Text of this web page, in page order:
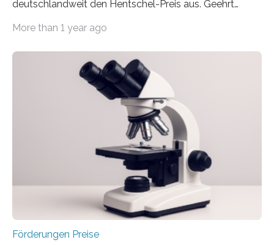
deutschlandweit den Hentschel-Preis aus. Geehrt
hochrangige wissenschaftliche Publikation zum Thema
Schlaganfall“ mit Sitz in Würzburg fördert die
Schlaganfallforschung, um die Behandlung der
Betroffenen zu verbessern. Dazu schreibt sie auch in
diesem Jahr wieder deutschlandweit den Hentschel-
Preis aus. Er richtet sich gezielt an jüngere
Forscherinnen und Forscher unter 40 Jahren. Geehrt
werden soll eine herausragende Doktorarbeit oder eine
hochrangige wissenschaftliche Publikation zum Thema
More than 1 year ago
Förderungen Preise